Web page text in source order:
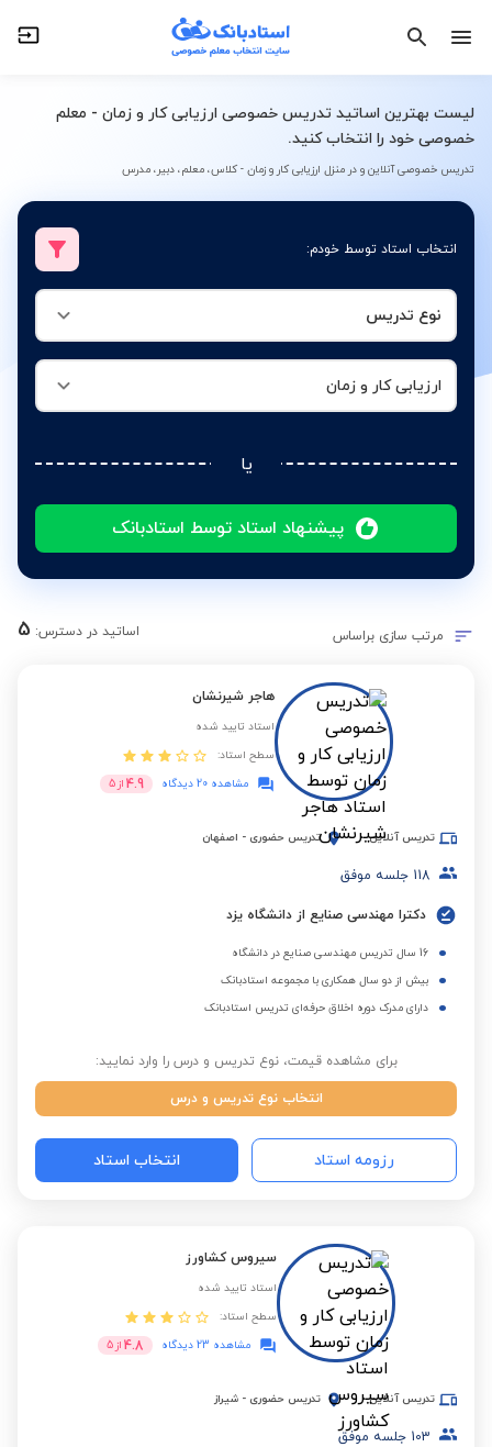
لیست بهترین اساتید تدریس خصوصی ارزیابی کار و زمان - معلم
خصوصی خود را انتخاب کنید.
تدریس خصوصی آنلاین و در منزل ارزیابی کار و زمان - کلاس، معلم، دبیر، مدرس
انتخاب استاد توسط خودم:
نوع تدریس
ارزیابی کار و زمان
یا
پیشنهاد استاد توسط استادبانک
ارزیابی کار و زمان
مرتب سازی براساس اساتید در دسترس: 5
هاجر شیرنشان
استاد تایید شده
سطح استاد:
مشاهده 20 دیدگاه
4.9 از 5
تدریس آنلاین تدریس حضوری - اصفهان
118 جلسه موفق
دکترا مهندسی صنایع از دانشگاه یزد
16 سال تدریس مهندسی صنایع در دانشگاه
بیش از دو سال همکاری با مجموعه استادبانک
دارای مدرک دوره اخلاق حرفه‌ای تدریس استادبانک
برای مشاهده قیمت، نوع تدریس و درس را وارد نمایید:
انتخاب نوع تدریس و درس
رزومه استاد انتخاب استاد
سیروس کشاورز
استاد تایید شده
سطح استاد:
مشاهده 23 دیدگاه
4.8 از 5
تدریس آنلاین تدریس حضوری - شیراز
103 جلسه موفق